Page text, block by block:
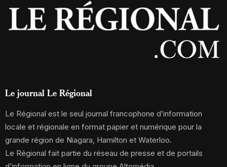
Le journal Le Régional
Le Régional est le seul journal francophone d’information
locale et régionale en format papier et numérique pour la
grande région de Niagara, Hamilton et Waterloo.
Le Régional fait partie du réseau de presse et de portails